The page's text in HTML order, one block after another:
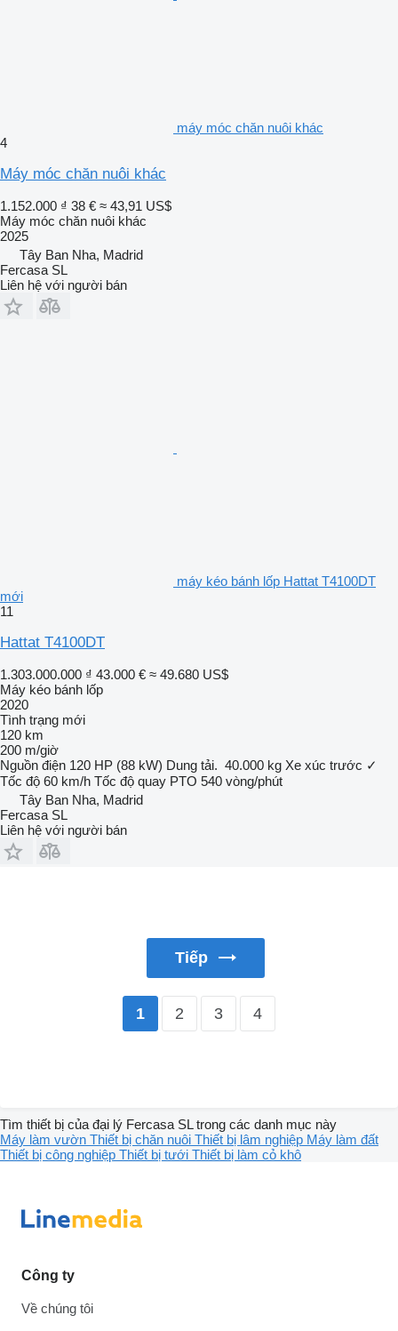
máy móc chăn nuôi khác
4
Máy móc chăn nuôi khác
1.152.000 ₫ 38 € ≈ 43,91 US$
Máy móc chăn nuôi khác
2025
Tây Ban Nha, Madrid
Fercasa SL
Liên hệ với người bán
máy kéo bánh lốp Hattat T4100DT
mới
11
Hattat T4100DT
1.303.000.000 ₫ 43.000 € ≈ 49.680 US$
Máy kéo bánh lốp
2020
Tình trạng mới
120 km
200 m/giờ
Nguồn điện 120 HP (88 kW) Dung tải. 40.000 kg Xe xúc trước ✓
Tốc độ 60 km/h Tốc độ quay PTO 540 vòng/phút
Tây Ban Nha, Madrid
Fercasa SL
Liên hệ với người bán
Tiếp
1 2 3 4
Tìm thiết bị của đại lý Fercasa SL trong các danh mục này
Máy làm vườn Thiết bị chăn nuôi Thiết bị lâm nghiệp Máy làm đất
Thiết bị công nghiệp Thiết bị tưới Thiết bị làm cỏ khô
Công ty
Về chúng tôi